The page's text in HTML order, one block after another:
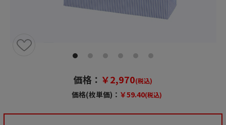
価格： ￥2,970(税込)
価格(枚単価)： ￥59.40(税込)